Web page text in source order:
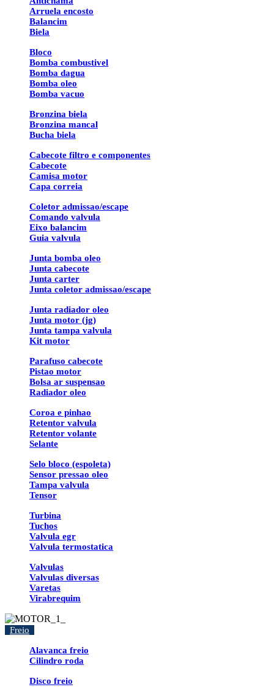
Arruela encosto
Balancim
Biela
Bloco
Bomba combustivel
Bomba dagua
Bomba oleo
Bomba vacuo
Bronzina biela
Bronzina mancal
Bucha biela
Cabecote filtro e componentes
Cabecote
Camisa motor
Capa correia
Coletor admissao/escape
Comando valvula
Eixo balancim
Guia valvula
Junta bomba oleo
Junta cabecote
Junta carter
Junta coletor admissao/escape
Junta radiador oleo
Junta motor (jg)
Junta tampa valvula
Kit motor
Parafuso cabecote
Pistao motor
Bolsa ar suspensao
Radiador oleo
Coroa e pinhao
Retentor valvula
Retentor volante
Selante
Selo bloco (espoleta)
Sensor pressao oleo
Tampa valvula
Tensor
Turbina
Tuchos
Valvula egr
Valvula termostatica
Valvulas
Valvulas diversas
Varetas
Virabrequim
Freio
Alavanca freio
Cilindro roda
Disco freio